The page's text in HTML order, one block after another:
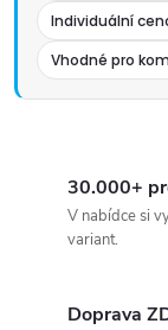
Individuální
Vhodné pro
30.000+
V nabídce si
variant.
Doprava